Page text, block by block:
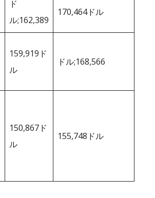
ド
ル;162,389
170,464ドル
159,919ド
ル
ドル;168,566
150,867ド
ル
155,748ドル